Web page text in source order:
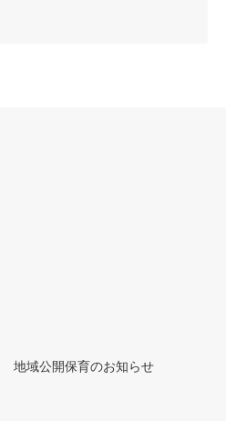
域公開保育のお知らせ